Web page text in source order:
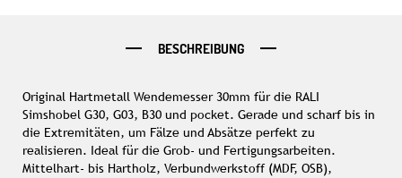
BESCHREIBUNG
Original Hartmetall Wendemesser 30mm für die RALI
Simshobel G30, G03, B30 und pocket. Gerade und scharf bis in
die Extremitäten, um Fälze und Absätze perfekt zu
realisieren. Ideal für die Grob- und Fertigungsarbeiten.
Mittelhart- bis Hartholz, Verbundwerkstoff (MDF, OSB),